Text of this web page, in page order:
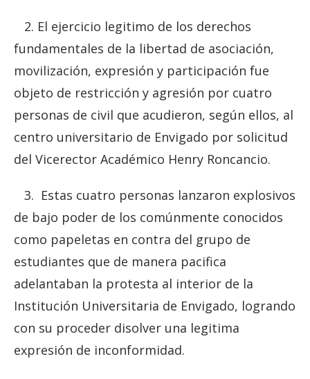
2. El ejercicio legitimo de los derechos
fundamentales de la libertad de asociación,
movilización, expresión y participación fue
objeto de restricción y agresión por cuatro
personas de civil que acudieron, según ellos, al
centro universitario de Envigado por solicitud
del Vicerector Académico Henry Roncancio.
3. Estas cuatro personas lanzaron explosivos
de bajo poder de los comúnmente conocidos
como papeletas en contra del grupo de
estudiantes que de manera pacifica
adelantaban la protesta al interior de la
Institución Universitaria de Envigado, logrando
con su proceder disolver una legitima
expresión de inconformidad.